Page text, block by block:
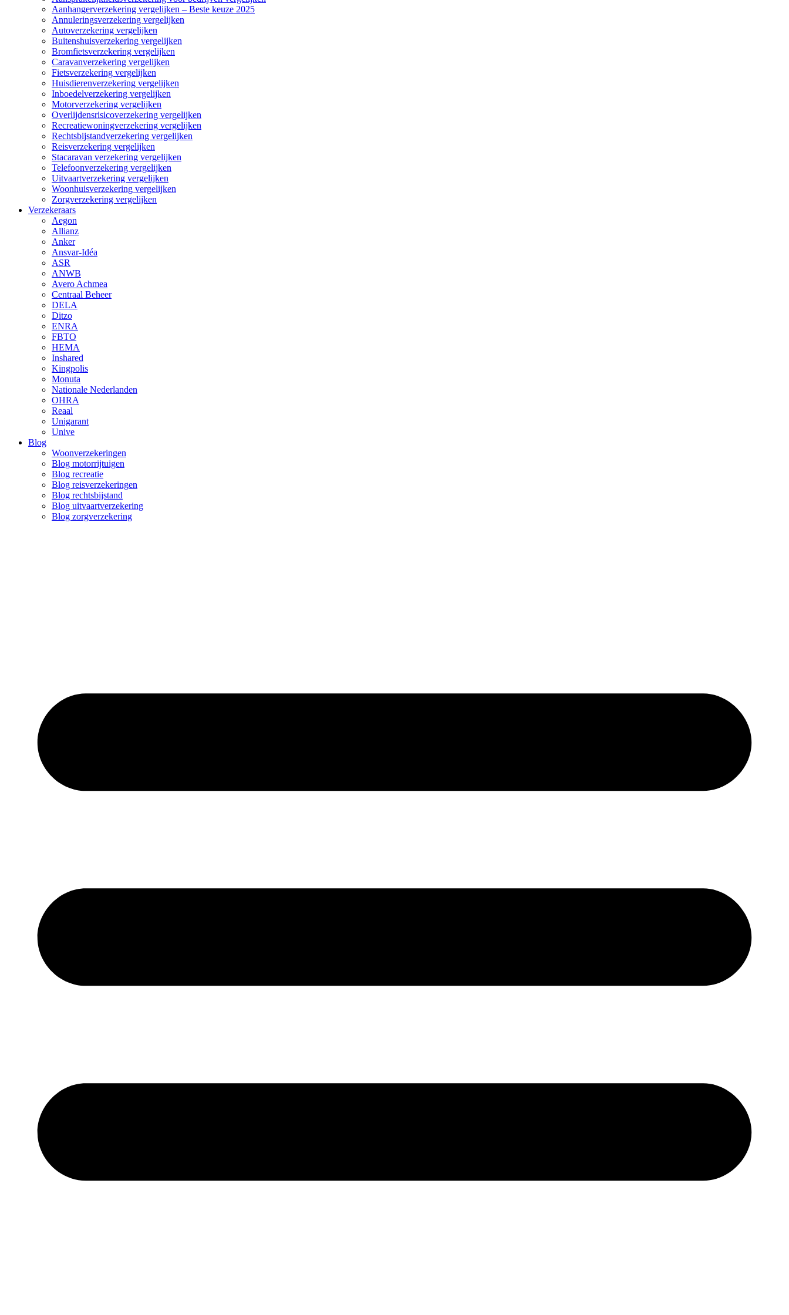
Aanhangerverzekering vergelijken – Beste keuze 2025
Annuleringsverzekering vergelijken
Autoverzekering vergelijken
Buitenshuisverzekering vergelijken
Bromfietsverzekering vergelijken
Caravanverzekering vergelijken
Fietsverzekering vergelijken
Huisdierenverzekering vergelijken
Inboedelverzekering vergelijken
Motorverzekering vergelijken
Overlijdensrisicoverzekering vergelijken
Recreatiewoningverzekering vergelijken
Rechtsbijstandverzekering vergelijken
Reisverzekering vergelijken
Stacaravan verzekering vergelijken
Telefoonverzekering vergelijken
Uitvaartverzekering vergelijken
Woonhuisverzekering vergelijken
Zorgverzekering vergelijken
Verzekeraars
Aegon
Allianz
Anker
Ansvar-Idéa
ASR
ANWB
Avero Achmea
Centraal Beheer
DELA
Ditzo
ENRA
FBTO
HEMA
Inshared
Kingpolis
Monuta
Nationale Nederlanden
OHRA
Reaal
Unigarant
Unive
Blog
Woonverzekeringen
Blog motorrijtuigen
Blog recreatie
Blog reisverzekeringen
Blog rechtsbijstand
Blog uitvaartverzekering
Blog zorgverzekering